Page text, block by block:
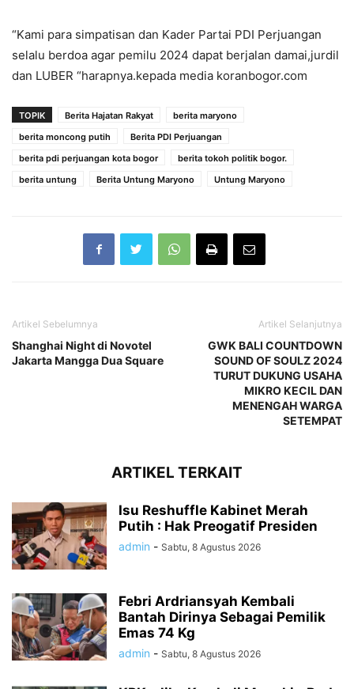
“Kami para simpatisan dan Kader Partai PDI Perjuangan
selalu berdoa agar pemilu 2024 dapat berjalan damai,jurdil
dan LUBER “harapnya.kepada media koranbogor.com
TOPIK Berita Hajatan Rakyat
berita maryono
berita moncong putih
Berita PDI Perjuangan
berita pdi perjuangan kota bogor
berita tokoh politik bogor.
berita untung
Berita Untung Maryono Untung Maryono
Artikel Sebelumnya
Shanghai Night di Novotel
Jakarta Mangga Dua Square
Artikel Selanjutnya
GWK BALI COUNTDOWN
SOUND OF SOULZ 2024
TURUT DUKUNG USAHA
MIKRO KECIL DAN
MENENGAH WARGA
SETEMPAT
ARTIKEL TERKAIT
Isu Reshuffle Kabinet Merah
Putih : Hak Preogatif Presiden
admin - Sabtu, 8 Agustus 2026
Febri Ardriansyah Kembali
Bantah Dirinya Sebagai Pemilik
Emas 74 Kg
admin - Sabtu, 8 Agustus 2026